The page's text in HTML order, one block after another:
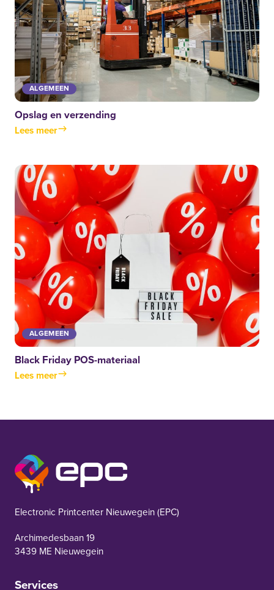
ALGEMEEN
Opslag en verzending
Lees meer
ALGEMEEN
Black Friday POS-materiaal
Lees meer
Electronic Printcenter Nieuwegein (EPC)
Archimedesbaan 19
3439 ME Nieuwegein
Services